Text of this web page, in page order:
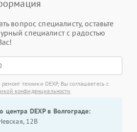
вопрос специалисту, оставьте
специалист с радостью
техники DEXP, Вы соглашаетесь с
конфиденциальности
центра DEXP в Волгограде:
12В